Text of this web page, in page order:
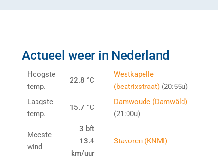
Actueel weer in Nederland
Hoogste
temp.
22.8 °C
Westkapelle
(beatrixstraat)(20:55u)
Laagste
temp.
15.7 °C
Damwoude (Damwâld)
(21:00u)
Meeste
wind
3 bft
13.4
km/uur
Stavoren (KNMI)